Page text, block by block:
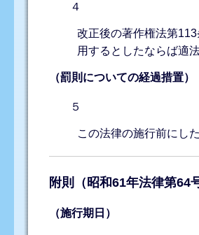
４
改正後の著作権法第
用するとしたならば適
（罰則についての経過措置）
５
この法律の施行前にし
附則（昭和61年法律第64
（施行期日）